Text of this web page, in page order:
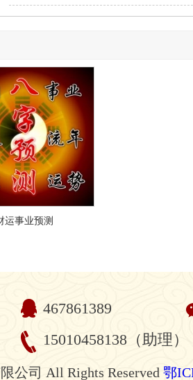
运事业预测
467861389
15010458138（助理）
公司 All Rights Reserved 鄂